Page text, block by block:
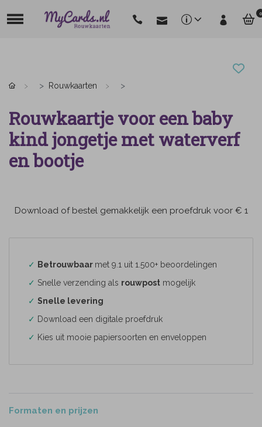
0
Rouwkaarten
Rouwkaartje voor een baby
kind jongetje met waterverf
en bootje
Download of bestel gemakkelijk een proefdruk voor € 1
✓ Betrouwbaar met 9.1 uit 1.500+ beoordelingen
✓ Snelle verzending als rouwpost mogelijk
✓ Snelle levering
✓ Download een digitale proefdruk
✓ Kies uit mooie papiersoorten en enveloppen
Formaten en prijzen